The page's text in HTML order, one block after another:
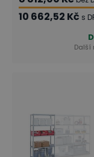
10 662,52 Kč s
Další